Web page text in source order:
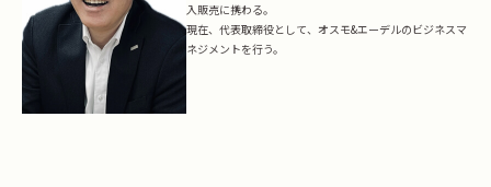
入販売に携わる。
現在、代表取締役として、オスモ&エーデルのビジネスマ
ネジメントを行う。